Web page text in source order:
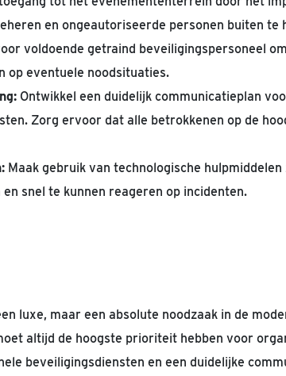
en ongeautoriseerde personen buiten te
voldoende getraind beveiligingspersoneel
op eventuele noodsituaties.
Ontwikkel een duidelijk communicatieplan
Zorg ervoor dat alle betrokkenen op de
Maak gebruik van technologische
snel te kunnen reageren op incidenten.
luxe, maar een absolute noodzaak in de
altijd de hoogste prioriteit hebben voor
beveiligingsdiensten en een duidelijke